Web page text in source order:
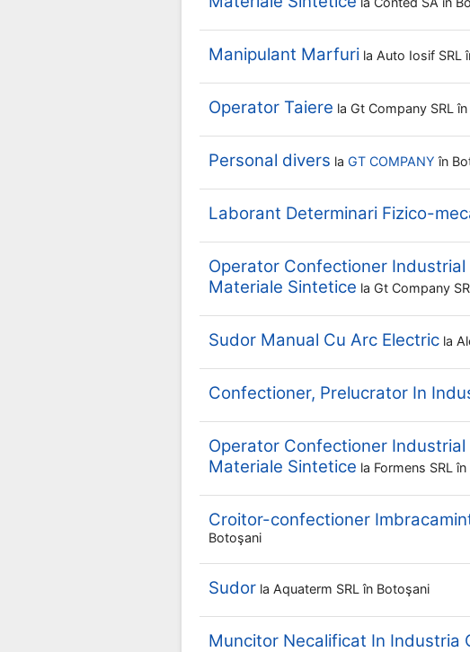
Manipulant Marfuri la Auto Iosif SRL
Operator Taiere la Gt Company SRL
Personal divers la GT COMPANY în
Laborant Determinari Fizico-
Operator Confectioner
Materiale Sintetice la Gt Company
Sudor Manual Cu Arc Electric la
Confectioner, Prelucrator In
Operator Confectioner
Materiale Sintetice la Formens SRL în
Croitor-confectioner
Botoşani
Sudor la Aquaterm SRL în Botoşani
Muncitor Necalificat In Industria